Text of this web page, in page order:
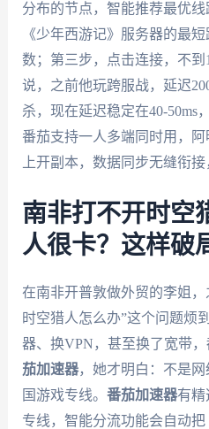
分布的节点，智能推荐最优
《少年西游记》服务器的最
数；第三步，点击连接，不
说，之前他玩跨服战，延迟
杀，现在延迟稳定在40-50ms
番茄支持一人多端同时用，
上开副本，数据同步无缝衔接
南非打不开时空
人很卡？这样破
在南非开普敦做外贸的李姐
时空猎人怎么办”这个问题烦
器、换VPN，甚至换了宽带
茄加速器，她才明白：不是
国游戏专线。 番茄加速器有精
专线，智能分流功能会自动